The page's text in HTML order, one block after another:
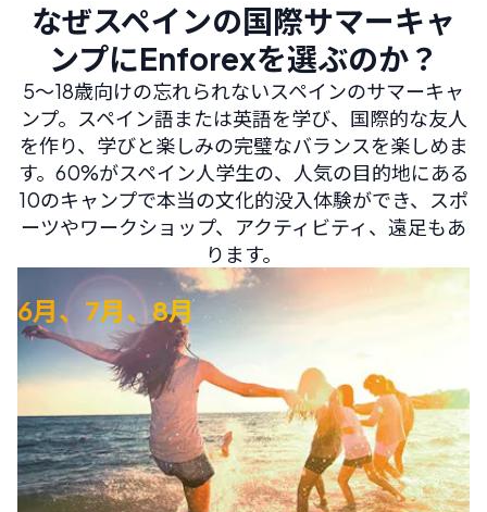
なぜスペインの国際サマーキャ
ンプにEnforexを選ぶのか？
5～18歳向けの忘れられないスペインのサマーキャ
ンプ。スペイン語または英語を学び、国際的な友人
を作り、学びと楽しみの完璧なバランスを楽しめま
す。60%がスペイン人学生の、人気の目的地にある
10のキャンプで本当の文化的没入体験ができ、スポ
ーツやワークショップ、アクティビティ、遠足もあ
ります。
6月、7月、8月